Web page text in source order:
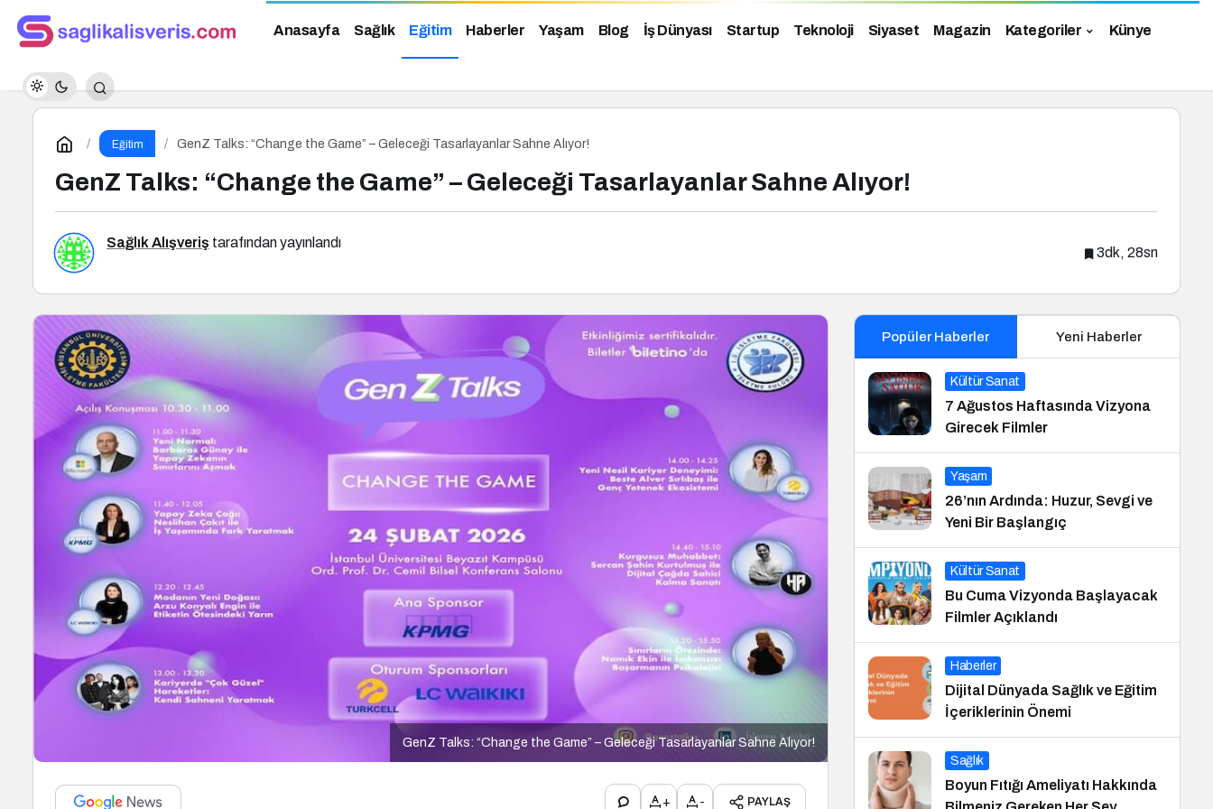
Anasayfa Sağlık Eğitim Haberler Yaşam Blog İş Dünyası Startup Teknoloji Siyaset Magazin Kategoriler Künye
Eğitim GenZ Talks: “Change the Game” – Geleceği Tasarlayanlar Sahne Alıyor!
GenZ Talks: “Change the Game” – Geleceği Tasarlayanlar Sahne Alıyor!
Sağlık Alışveriş tarafından yayınlandı
3dk, 28sn
GenZ Talks: “Change the Game” – Geleceği Tasarlayanlar Sahne Alıyor!
+ - PAYLAŞ
Popüler Haberler Yeni Haberler
Kültür Sanat
7 Ağustos Haftasında Vizyona
Girecek Filmler
Yaşam
26’nın Ardında: Huzur, Sevgi ve
Yeni Bir Başlangıç
Kültür Sanat
Bu Cuma Vizyonda Başlayacak
Filmler Açıklandı
Haberler
Dijital Dünyada Sağlık ve Eğitim
İçeriklerinin Önemi
Sağlık
Boyun Fıtığı Ameliyatı Hakkında